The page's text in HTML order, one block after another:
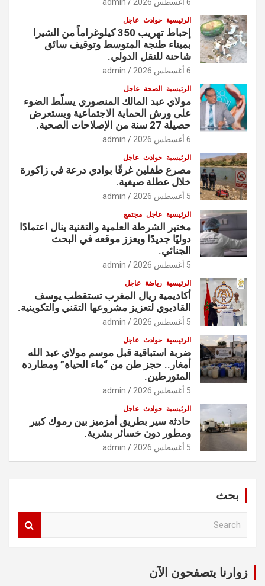
الرئيسية حوادث عاجل
إحباط تهريب 350 كيلوغراماً من الشيرا
بميناء طنجة المتوسط وتوقيف سائق
شاحنة للنقل الدولي.
6 أغسطس 2026 admin
الرئيسية الصحة عاجل
مولاي عبد المالك المنصوري يسلّط الضوء
على ورش الحماية الاجتماعية ويستعرض
حصيلة 27 سنة من الإصلاحات الصحية.
6 أغسطس 2026 admin
الرئيسية حوادث عاجل
مصرع طفلين غرقًا بوادي درعة في زاكورة
خلال عطلة صيفية.
5 أغسطس 2026 admin
الرئيسية عاجل مجتمع
مختبر الشرطة العلمية والتقنية ينال اعتمادًا
دوليًا جديدًا ويعزز موقعه في البحث
الجنائي.
5 أغسطس 2026 admin
الرئيسية رياضة عاجل
أكاديمية ريال المغرب تستقطب يوسف
القاديوي لتعزيز مشروعها التقني والتكوينية.
5 أغسطس 2026 admin
الرئيسية حوادث عاجل
ضربة استباقية قبل موسم مولاي عبد الله
أمغار.. حجز طن من “ماء الحياة” ومطاردة
المتورطين.
5 أغسطس 2026 admin
الرئيسية حوادث عاجل
حادثة سير بطريق أمزميز بين رموك كبير
ومطور دون خسائر بشرية.
5 أغسطس 2026 admin
بحث
c
h
زوارنا يتصفحون الآن